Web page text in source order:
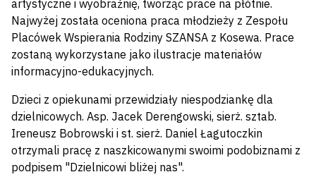
artystyczne i wyobraźnię, tworząc prace na płótnie.
Najwyżej została oceniona praca młodzieży z Zespołu
Placówek Wspierania Rodziny SZANSA z Kosewa. Prace
zostaną wykorzystane jako ilustracje materiałów
informacyjno-edukacyjnych.
Dzieci z opiekunami przewidziały niespodziankę dla
dzielnicowych. Asp. Jacek Derengowski, sierż. sztab.
Ireneusz Bobrowski i st. sierż. Daniel Łagutoczkin
otrzymali pracę z naszkicowanymi swoimi podobiznami z
podpisem "Dzielnicowi bliżej nas".